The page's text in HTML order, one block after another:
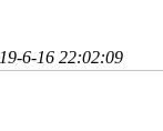
6-16 22:02:09